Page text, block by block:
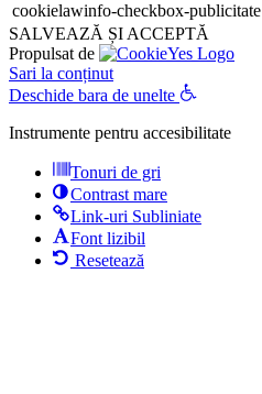
cookielawinfo-checkbox-publicitate
SALVEAZĂ ȘI ACCEPTĂ
Propulsat de
Sari la conținut
Deschide bara de unelte
Instrumente pentru accesibilitate
Tonuri de gri
Contrast mare
Link-uri Subliniate
Font lizibil
Resetează